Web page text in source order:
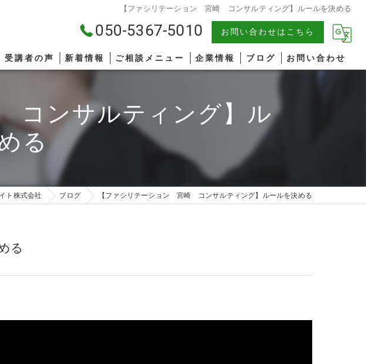
【ファシリテーション 宮崎 コンサルティング】ルールを決める
050-5367-5010 お問い合わせはこちら
受講者の声 新着情報 ご相談メニュー
AIコンサルティング
管理職研修
ファシリテーション
企業情報
著書一覧
ブログ お問い合わせ
コンサルティング】ル
る
ト株式会社 ブログ 【ファシリテーション 宮崎 コンサルティング】ルールを決める
る